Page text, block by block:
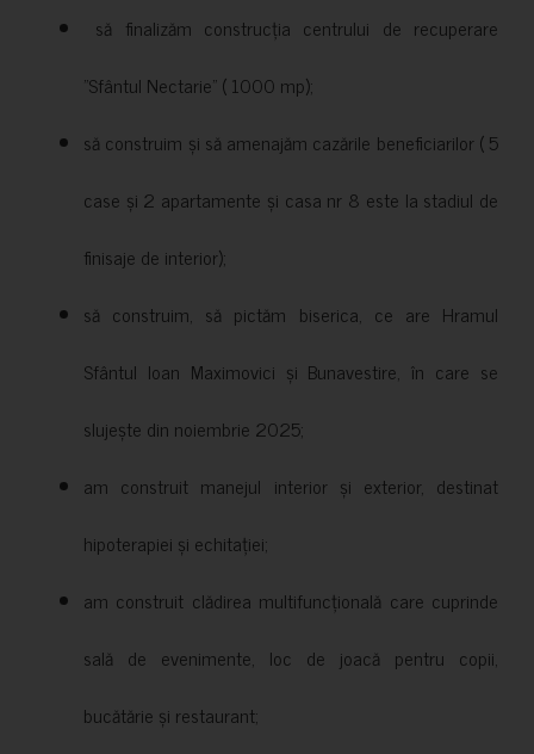
să finalizăm construcția centrului de recuperare
”Sfântul Nectarie” ( 1000 mp);
să construim și să amenajăm cazările beneficiarilor ( 5
case și 2 apartamente și casa nr 8 este la stadiul de
finisaje de interior);
să construim, să pictăm biserica, ce are Hramul
Sfântul Ioan Maximovici și Bunavestire, în care se
slujește din noiembrie 2025;
am construit manejul interior și exterior, destinat
hipoterapiei și echitației;
am construit clădirea multifuncțională care cuprinde
sală de evenimente, loc de joacă pentru copii,
bucătărie și restaurant;